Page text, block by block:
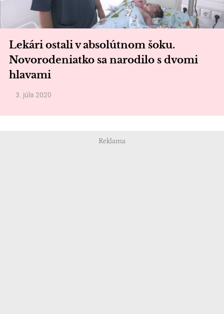
Lekári ostali v absolútnom šoku.
Novorodeniatko sa narodilo s dvomi
hlavami
3. júla 2020
Reklama